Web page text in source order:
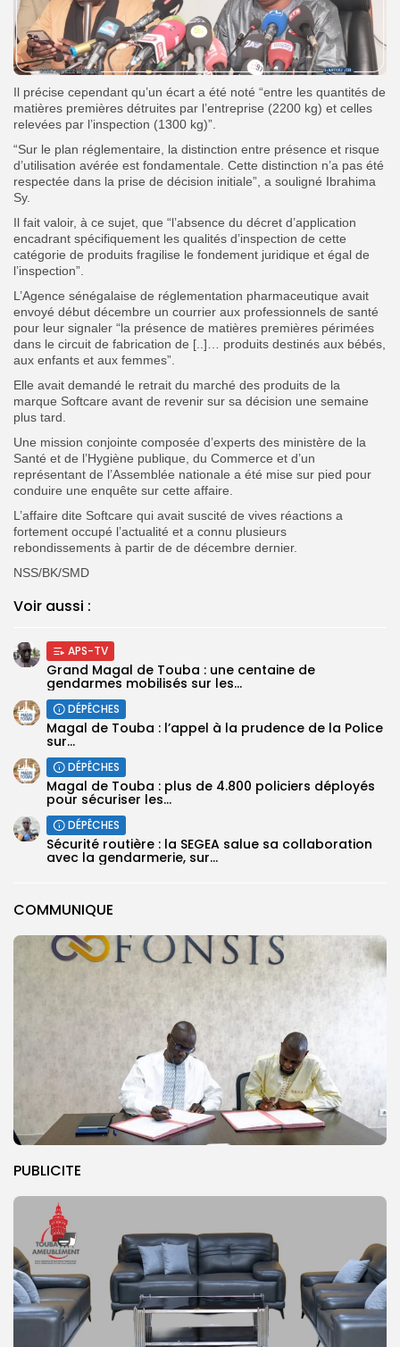
COMMUNIQUE
PUBLICITE
Il précise cependant qu’un écart a été noté “entre les quantités de
matières premières détruites par l’entreprise (2200 kg) et celles
relevées par l’inspection (1300 kg)”.
“Sur le plan réglementaire, la distinction entre présence et risque
d’utilisation avérée est fondamentale. Cette distinction n’a pas été
respectée dans la prise de décision initiale”, a souligné Ibrahima
Sy.
Il fait valoir, à ce sujet, que “l’absence du décret d’application
encadrant spécifiquement les qualités d’inspection de cette
catégorie de produits fragilise le fondement juridique et égal de
l’inspection”.
L’Agence sénégalaise de réglementation pharmaceutique avait
envoyé début décembre un courrier aux professionnels de santé
pour leur signaler “la présence de matières premières périmées
dans le circuit de fabrication de [..]… produits destinés aux bébés,
aux enfants et aux femmes”.
Elle avait demandé le retrait du marché des produits de la
marque Softcare avant de revenir sur sa décision une semaine
plus tard.
Une mission conjointe composée d’experts des ministère de la
Santé et de l’Hygiène publique, du Commerce et d’un
représentant de l’Assemblée nationale a été mise sur pied pour
conduire une enquête sur cette affaire.
L’affaire dite Softcare qui avait suscité de vives réactions a
fortement occupé l’actualité et a connu plusieurs
rebondissements à partir de de décembre dernier.
NSS/BK/SMD
Voir aussi :
APS-TV
Grand Magal de Touba : une centaine de
gendarmes mobilisés sur les...
DÉPÊCHES
Magal de Touba : l’appel à la prudence de la Police
sur...
DÉPÊCHES
Magal de Touba : plus de 4.800 policiers déployés
pour sécuriser les...
DÉPÊCHES
Sécurité routière : la SEGEA salue sa collaboration
avec la gendarmerie, sur...